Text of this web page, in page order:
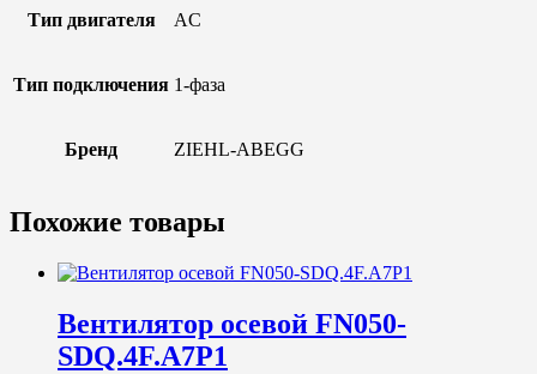
Тип двигателя AC
Тип подключения 1-фаза
Бренд ZIEHL-ABEGG
Похожие товары
Вентилятор осевой FN050-
SDQ.4F.A7P1